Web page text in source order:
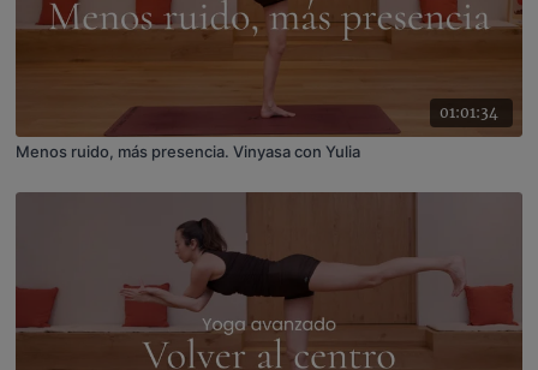
01:01:34
Menos ruido, más presencia. Vinyasa con Yulia